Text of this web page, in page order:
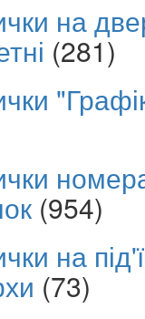
на
(281)
(954)
на
(73)